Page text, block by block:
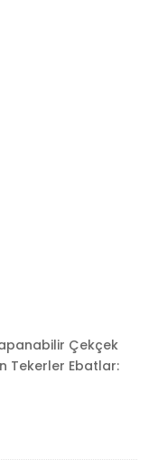
Çekçek
Tekerler Ebatlar: